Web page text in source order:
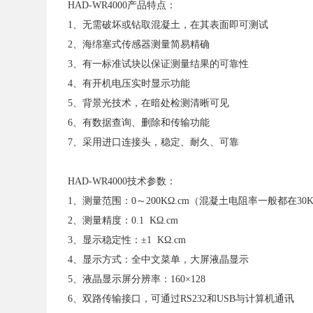
HAD-WR4000产品特点：
1、无需破坏或钻取混凝土，在其表面即可测试
2、海绵塞式传感器测量简易精确
3、有一标准试块以保证测量结果的可靠性
4、有开机电压实时显示功能
5、背景光技术，在暗处检测清晰可见
6、有数据查询、删除和传输功能
7、采用进口连接头，稳定、耐久、可靠
HAD-WR4000技术参数：
1、测量范围：0～200KΩ.cm（混凝土电阻率一般都在
2、测量精度：0.1 KΩ.cm
3、显示稳定性：±1 KΩ.cm
4、显示方式：全中文菜单，大屏液晶显示
5、液晶显示屏分辨率：160×128
6、双路传输接口，可通过RS232和USB与计算机通讯